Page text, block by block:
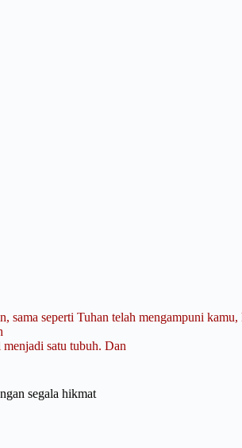
seperti Tuhan telah mengampuni
satu tubuh. Dan
segala hikmat